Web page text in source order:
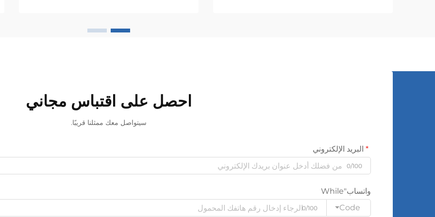
احصل على اقتباس مجاني
سيتواصل معك ممثلنا قريبًا.
البريد الإلكتروني
0/100
واتساب"While
Code
0/100